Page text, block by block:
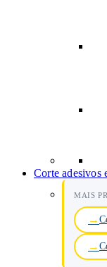
Corte adesivos
MAIS